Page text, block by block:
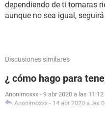
dependiendo de ti tomaras
aunque no sea igual,
Discusiones similares
¿ cómo hago para
Anonimoxxx - 9 abr 2020 a las 11:12
Anonimoxxx - 14 abr 2020 a las